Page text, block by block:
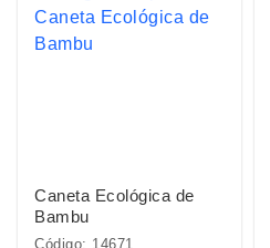
Caneta Ecológica de
Bambu
Código: 14671